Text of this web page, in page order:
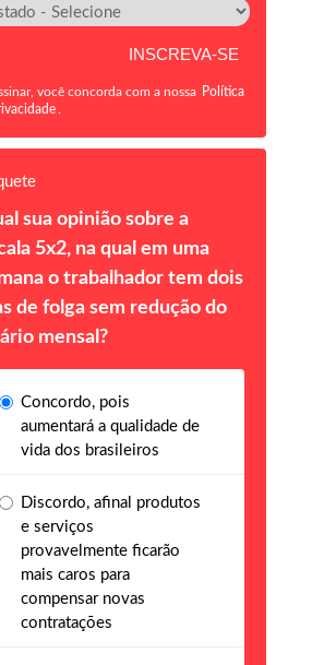
você concorda com a nossa Política
sua opinião sobre a
5x2, na qual em uma
o trabalhador tem dois
de folga sem redução do
mensal?
Concordo, pois
aumentará a qualidade de
vida dos brasileiros
Discordo, afinal produtos
e serviços
provavelmente ficarão
mais caros para
compensar novas
contratações